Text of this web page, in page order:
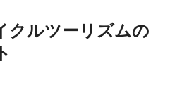
クルツーリズムの